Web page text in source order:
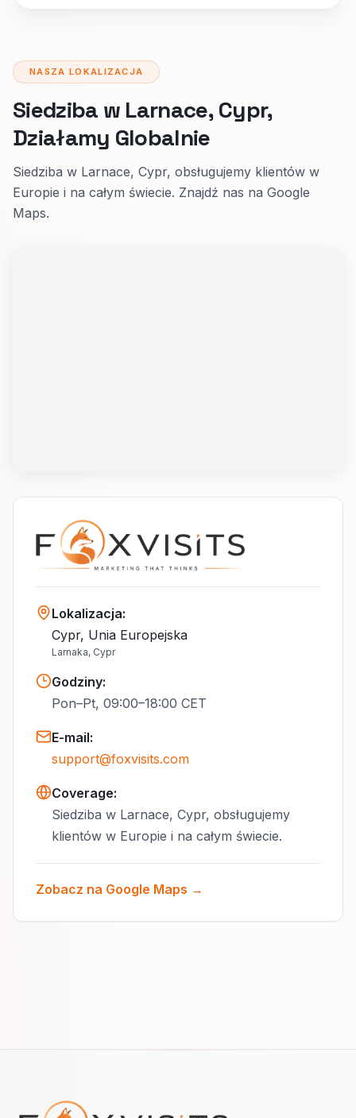
NASZA LOKALIZACJA
Siedziba w Larnace, Cypr,
Działamy Globalnie
Siedziba w Larnace, Cypr, obsługujemy klientów w
Europie i na całym świecie. Znajdź nas na Google
Maps.
Lokalizacja:
Cypr, Unia Europejska
Larnaka, Cypr
Godziny:
Pon–Pt, 09:00–18:00 CET
E-mail:
support@foxvisits.com
Coverage:
Siedziba w Larnace, Cypr, obsługujemy
klientów w Europie i na całym świecie.
Zobacz na Google Maps →
Nawigacja w stopce